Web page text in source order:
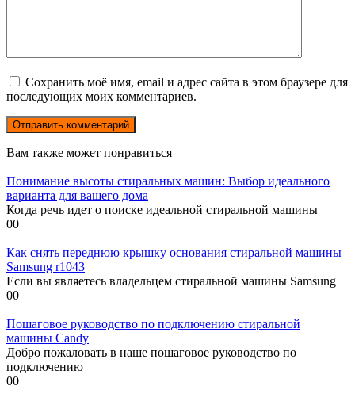
Сохранить моё имя, email и адрес сайта в этом браузере для
последующих моих комментариев.
Вам также может понравиться
Понимание высоты стиральных машин: Выбор идеального
варианта для вашего дома
Когда речь идет о поиске идеальной стиральной машины
00
Как снять переднюю крышку основания стиральной машины
Samsung r1043
Если вы являетесь владельцем стиральной машины Samsung
00
Пошаговое руководство по подключению стиральной
машины Candy
Добро пожаловать в наше пошаговое руководство по
подключению
00